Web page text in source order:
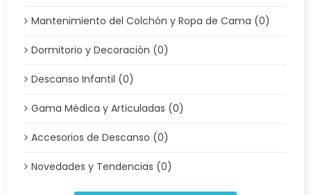
Mantenimiento del Colchón y Ropa de Cama (0)
Dormitorio y Decoración (0)
Descanso Infantil (0)
Gama Médica y Articuladas (0)
Accesorios de Descanso (0)
Novedades y Tendencias (0)